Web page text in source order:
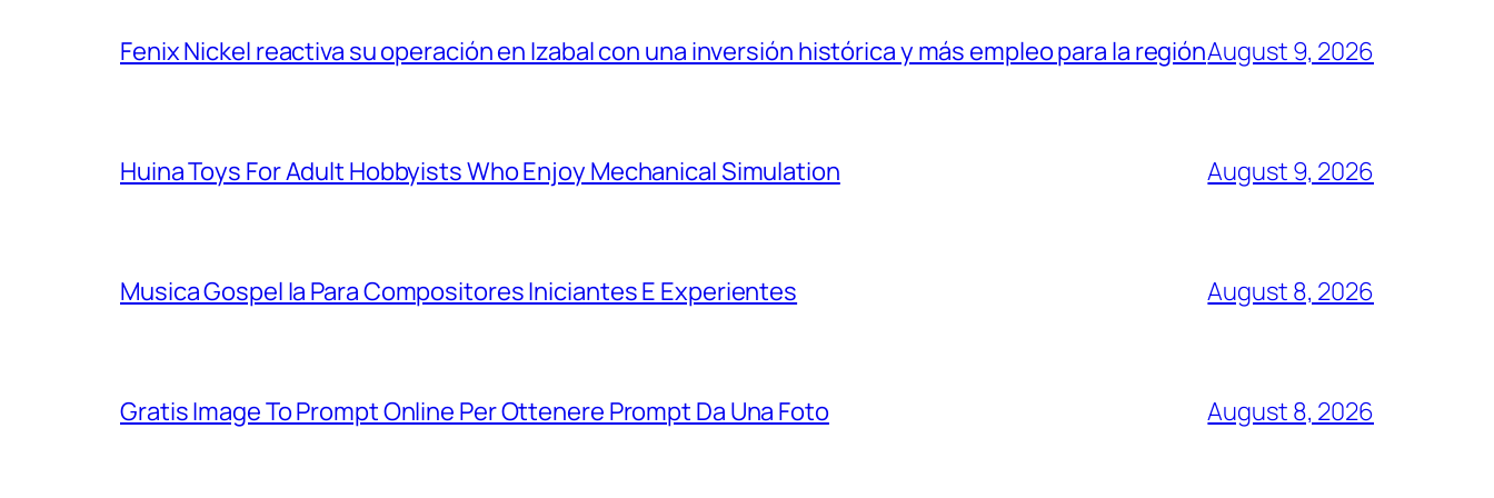
Fenix Nickel reactiva su operación en Izabal con una inversión histórica y más empleo para la regiónAugust 9, 2026
Huina Toys For Adult Hobbyists Who Enjoy Mechanical Simulation August 9, 2026
Musica Gospel Ia Para Compositores Iniciantes E Experientes August 8, 2026
Gratis Image To Prompt Online Per Ottenere Prompt Da Una Foto August 8, 2026